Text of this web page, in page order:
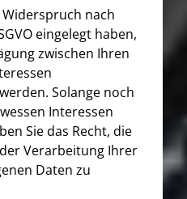
nach
eingelegt haben,
zwischen Ihren
Solange noch
Interessen
Sie das Recht, die
Verarbeitung Ihrer
Daten zu